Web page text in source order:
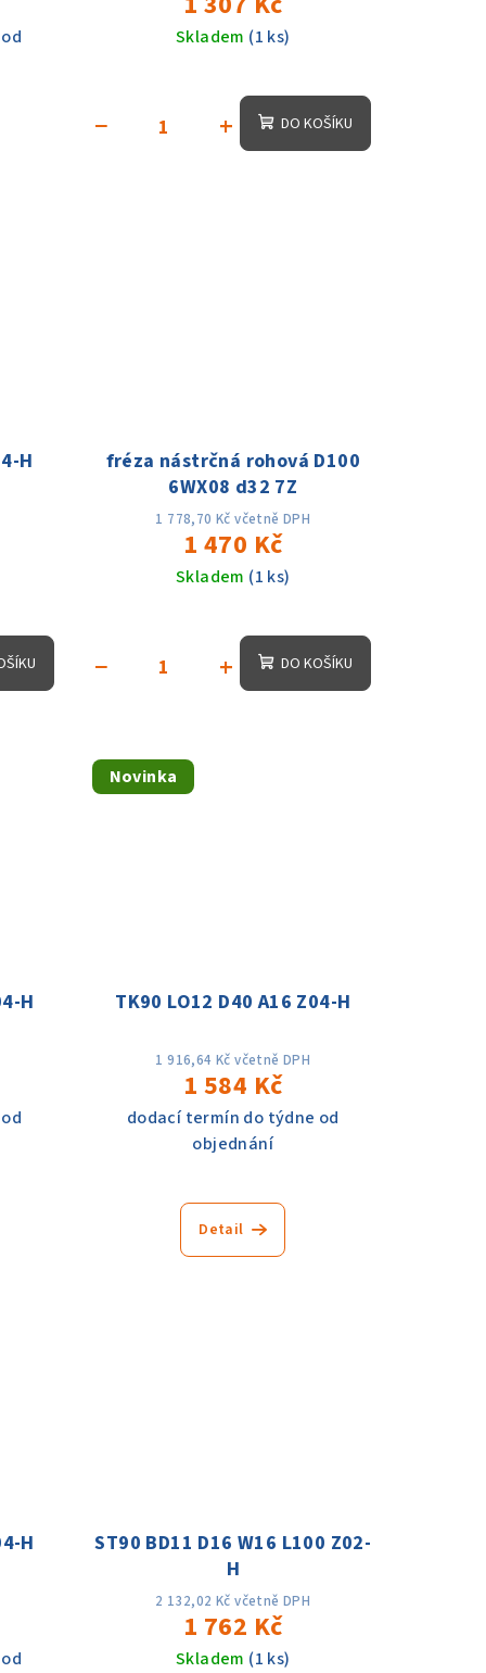
Skladem (1 ks)
+
− DO KOŠÍKU
H
fréza nástrčná rohová D100
6WX08 d32 7Z
1 778,70 Kč včetně DPH
1 470 Kč
Skladem (1 ks)
+
− DO KOŠÍKU
H
Novinka
TK90 LO12 D40 A16 Z04-H
1 916,64 Kč včetně DPH
1 584 Kč
dodací termín do týdne od
objednání
Detail
H
ST90 BD11 D16 W16 L100 Z02-
H
2 132,02 Kč včetně DPH
1 762 Kč
Skladem (1 ks)